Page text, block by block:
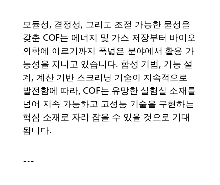
모듈성, 결정성, 그리고 조절 가능한 물성을
갖춘 COF는 에너지 및 가스 저장부터 바이오
의학에 이르기까지 폭넓은 분야에서 활용 가
능성을 지니고 있습니다. 합성 기법, 기능 설
계, 계산 기반 스크리닝 기술이 지속적으로
발전함에 따라, COF는 유망한 실험실 소재를
넘어 지속 가능하고 고성능 기술을 구현하는
핵심 소재로 자리 잡을 수 있을 것으로 기대
됩니다.
---